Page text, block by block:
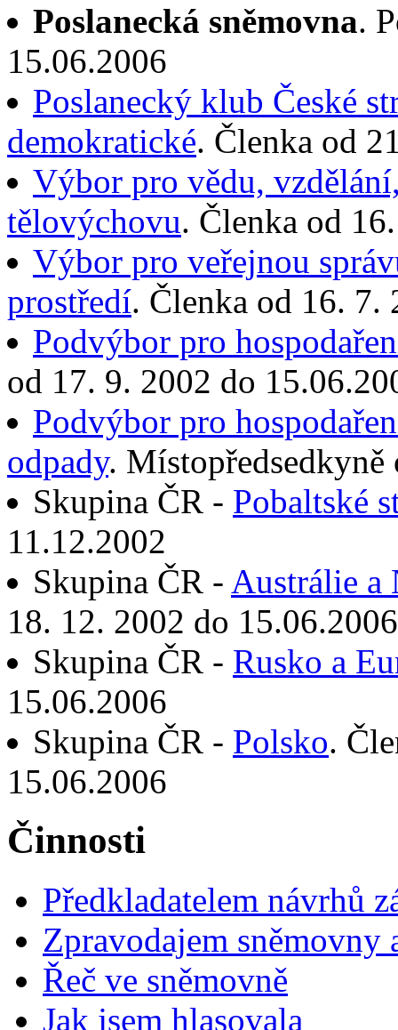
Poslanecká sněmovna.
15.06.2006
Poslanecký klub České
demokratické. Členka od
Výbor pro vědu,
tělovýchovu. Členka od
Výbor pro veřejnou
prostředí. Členka od 16. 7.
Podvýbor pro
od 17. 9. 2002 do
Podvýbor pro
odpady.
Skupina ČR - Pobaltské
11.12.2002
Skupina ČR - Austrálie a
18. 12. 2002 do 15.06.2006
Skupina ČR - Rusko a
15.06.2006
Skupina ČR - Polsko.
15.06.2006
Činnosti
Předkladatelem návrhů
Zpravodajem
Řeč ve sněmovně
Jak jsem hlasovala